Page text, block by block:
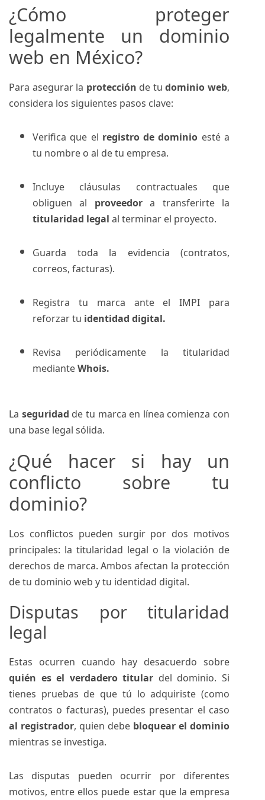
¿Cómo proteger
legalmente un dominio
web en México?
Para asegurar la protección de tudominio web,
considera los siguientes pasos clave:
Verifica que el registro de dominio esté a
tu nombre o al de tu empresa.
Incluye cláusulas contractuales que
obliguen al proveedora transferirte la
titularidad legal al terminar el proyecto.
Guarda toda la evidencia (contratos,
correos, facturas).
Registra tu marca ante el IMPI para
reforzar tu identidad digital.
Revisa periódicamente la titularidad
medianteWhois.
La seguridad de tu marca en línea comienza con
una base legal sólida.
¿Qué hacer si hay un
conflicto sobre tu
dominio?
Los conflictos pueden surgir por dos motivos
principales: la titularidad legal o la violación de
derechos de marca. Ambos afectan la protección
de tu dominio web y tu identidad digital.
Disputas por titularidad
legal
Estas ocurren cuando hay desacuerdo sobre
quién es el verdadero titular del dominio. Si
tienes pruebas de que tú lo adquiriste (como
contratos o facturas), puedes presentar el caso
al registrador, quien debe bloquear el dominio
mientras se investiga.
Las disputas pueden ocurrir por diferentes
motivos, entre ellos puede estar que la empresa